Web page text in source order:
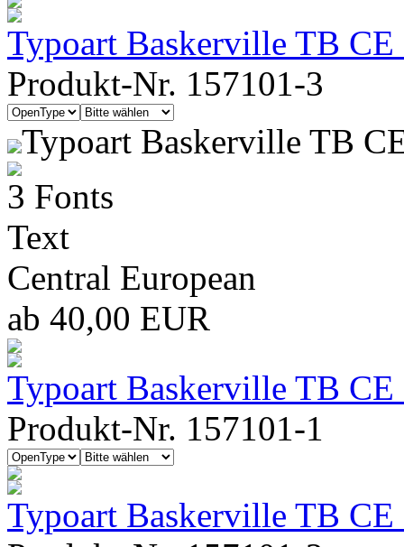
Typoart Baskerville TB
Produkt-Nr. 157101-3
Typoart Baskerville TB
3 Fonts
Text
Central European
ab 40,00 EUR
Typoart Baskerville TB CE
Produkt-Nr. 157101-1
Typoart Baskerville TB